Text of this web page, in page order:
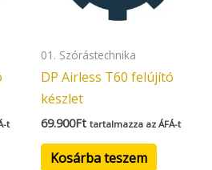
t
01. Szórástechnika
DP Airless T60 felújító
készlet
69.900Ft tartalmazza az ÁFÁ-t
Kosárba teszem